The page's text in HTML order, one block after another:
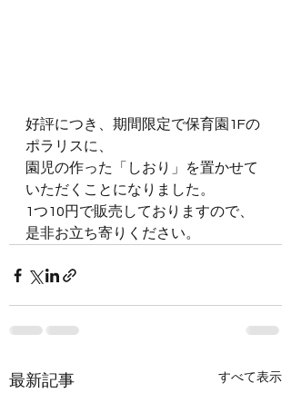
好評につき、期間限定で保育園1Fの
ポラリスに、
園児の作った「しおり」を置かせて
いただくことになりました。
1つ10円で販売しておりますので、
是非お立ち寄りください。
最新記事 すべて表示